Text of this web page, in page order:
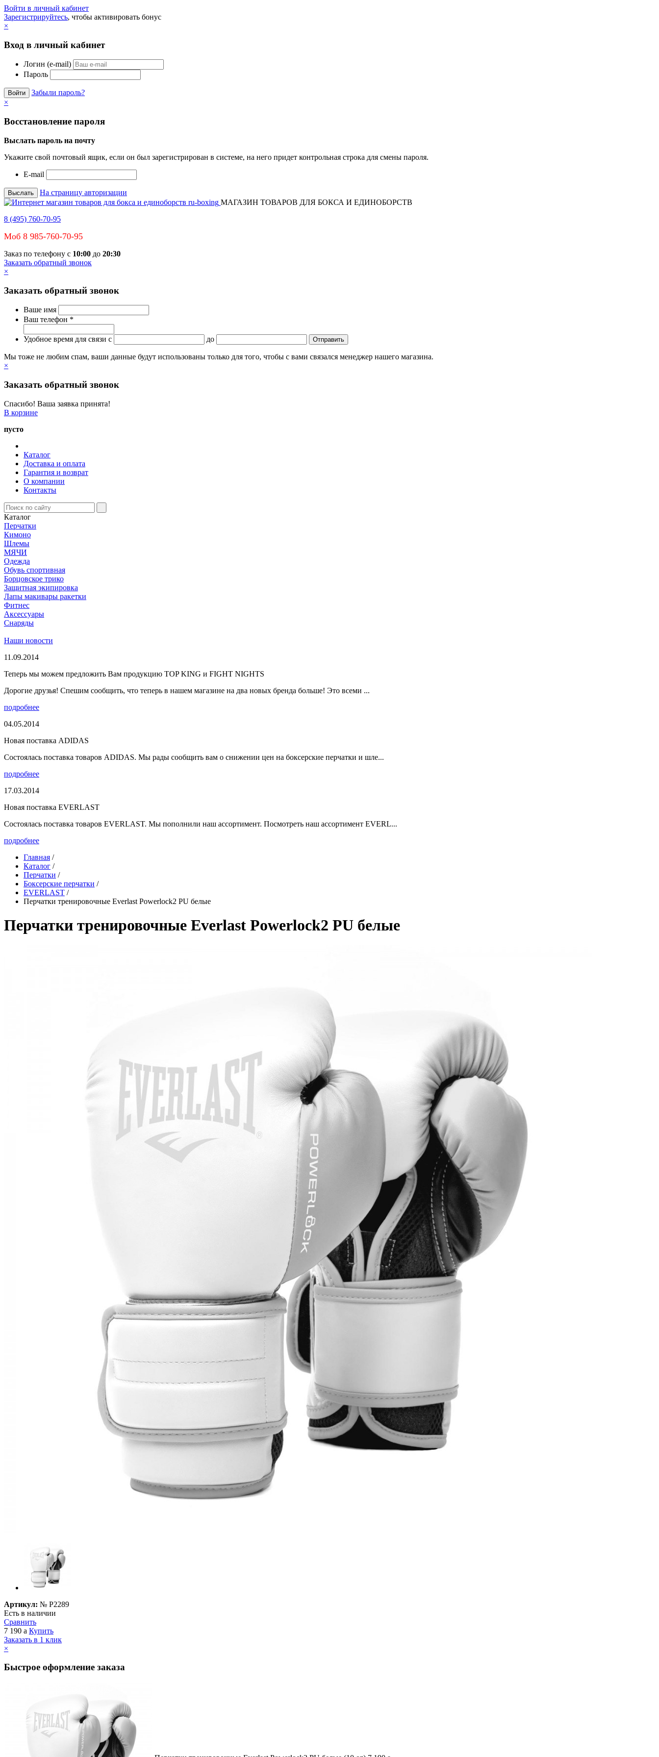
Войти в личный кабинет
Зарегистрируйтесь, чтобы активировать бонус
×
Вход в личный кабинет
Логин (e-mail)
Пароль
Забыли пароль?
×
Восстановление пароля
Выслать пароль на почту
Укажите свой почтовый ящик, если он был зарегистрирован в системе, на него придет контрольная строка для смены пароля.
E-mail
На страницу авторизации
МАГАЗИН ТОВАРОВ ДЛЯ БОКСА И ЕДИНОБОРСТВ
8 (495) 760-70-95
Моб 8 985-760-70-95
Заказ по телефону с 10:00 до 20:30
Заказать обратный звонок
×
Заказать обратный звонок
Ваше имя
Ваш телефон *
Удобное время для связи c до
Мы тоже не любим спам, ваши данные будут использованы только для того, чтобы с вами связался менеджер нашего магазина.
×
Заказать обратный звонок
Спасибо! Ваша заявка принята!
В корзине
пусто
Каталог
Доставка и оплата
Гарантия и возврат
О компании
Контакты
Каталог
Перчатки
Кимоно
Шлемы
МЯЧИ
Одежда
Обувь спортивная
Борцовское трико
Защитная экипировка
Лапы макивары ракетки
Фитнес
Аксессуары
Снаряды
Наши новости
11.09.2014
Теперь мы можем предложить Вам продукцию TOP KING и FIGHT NIGHTS
Дорогие друзья! Спешим сообщить, что теперь в нашем магазине на два новых бренда больше! Это всеми ...
подробнее
04.05.2014
Новая поставка ADIDAS
Состоялась поставка товаров ADIDAS. Мы рады сообщить вам о снижении цен на боксерские перчатки и шле...
подробнее
17.03.2014
Новая поставка EVERLAST
Состоялась поставка товаров EVERLAST. Мы пополнили наш ассортимент. Посмотреть наш ассортимент EVERL...
подробнее
Главная /
Каталог /
Перчатки /
Боксерские перчатки /
EVERLAST /
Перчатки тренировочные Everlast Powerlock2 PU белые
Перчатки тренировочные Everlast Powerlock2 PU белые
Артикул: № P2289
Есть в наличии
Сравнить
7 190 a Купить
Заказать в 1 клик
×
Быстрое оформление заказа